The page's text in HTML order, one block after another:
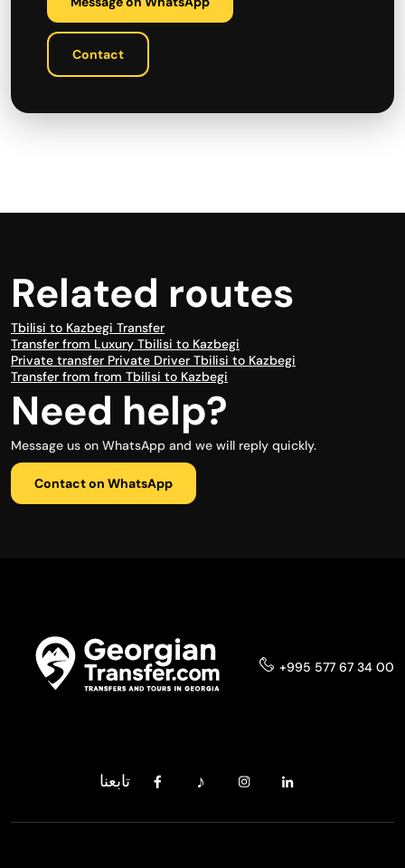
Contact
Related routes
Tbilisi to Kazbegi Transfer
Transfer from Luxury Tbilisi to Kazbegi
Private transfer Private Driver Tbilisi to Kazbegi
Transfer from from Tbilisi to Kazbegi
Need help?
Message us on WhatsApp and we will reply quickly.
Contact on WhatsApp
+995 577 67 34 00
تابعنا